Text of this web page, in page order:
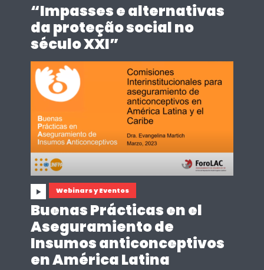
“Impasses e alternativas
da proteção social no
século XXI”
Webinars y Eventos
Buenas Prácticas en el
Aseguramiento de
Insumos anticonceptivos
en América Latina